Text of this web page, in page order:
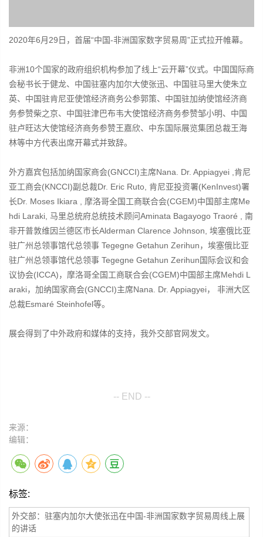
2020年6月29日，首届“中国-非洲国家数字贸易周”正式拉开帷幕。
非洲10个国家的政府组织机构参加了线上“云开幕”仪式。中国国际商
会秘书长于健龙、中国驻塞内加尔大使张迅、中国驻马里大使朱立
英、中国驻肯尼亚使馆经济商务公参郭策、中国驻加纳使馆经济商
务参赞柴之京、中国驻津巴布韦大使馆经济商务参赞邹小明、中国
驻卢旺达大使馆经济商务参赞王嘉欣、中东国际展览集团总裁王海
林等中方代表出席开幕式并致辞。
外方嘉宾包括加纳国家商会(GNCCI)主席Nana. Dr. Appiagyei ,肯尼
亚工商会(KNCCI)副总裁Dr. Eric Ruto, 肯尼亚投资署(KenInvest)署
长Dr. Moses Ikiara , 摩洛哥全国工商联合会(CGEM)中国部主席Me
hdi Laraki, 马里总统府总统技术顾问Aminata Bagayogo Traoré , 南
非开普敦维因兰德区市长Alderman Clarence Johnson, 埃塞俄比亚
驻广州总领事馆代总领事 Tegegne Getahun Zerihun，埃塞俄比亚
驻广州总领事馆代总领事 Tegegne Getahun Zerihun国际会议和会
议协会(ICCA)，摩洛哥全国工商联合会(CGEM)中国部主席Mehdi L
araki，加纳国家商会(GNCCI)主席Nana. Dr. Appiagyei， 非洲大区
总裁Esmaré Steinhofel等。
展会得到了中外政府和媒体的支持，我外交部官网发文。
-- END --
来源：
编辑：
标签:
外交部：驻塞内加尔大使张迅在中国-非洲国家数字贸易周线上展
的讲话